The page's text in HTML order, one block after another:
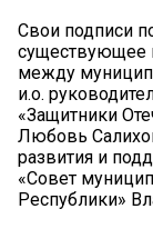
Свои подписи
существующее
между
и.о.
«Защитники
Любовь
развития и
«Совет
Республики»